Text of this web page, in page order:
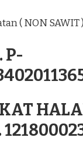
( NON SAWIT )
P-